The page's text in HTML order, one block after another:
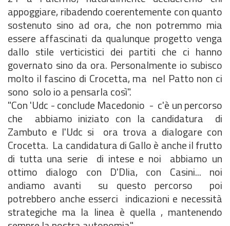
appoggiare, ribadendo coerentemente con quanto
sostenuto sino ad ora, che non potremmo mia
essere affascinati da qualunque progetto venga
dallo stile verticistici dei partiti che ci hanno
governato sino da ora. Personalmente io subisco
molto il fascino di Crocetta, ma nel Patto non ci
sono solo io a pensarla così".
"Con 'Udc - conclude Macedonio - c'è un percorso
che abbiamo iniziato con la candidatura di
Zambuto e l'Udc si ora trova a dialogare con
Crocetta. La candidatura di Gallo è anche il frutto
di tutta una serie di intese e noi abbiamo un
ottimo dialogo con D'Dlia, con Casini... noi
andiamo avanti su questo percorso poi
potrebbero anche esserci indicazioni e necessità
strategiche ma la linea è quella , mantenendo